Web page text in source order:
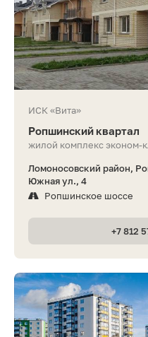
ИСК «Вита»
Ропшинский квартал
жилой комплекс эконом-
Ломоносовский район,
Южная ул., 4
Ропшинское шоссе
+7 812